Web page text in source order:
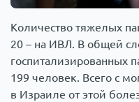
Количество тяжелых
20 – на ИВЛ. В общей
госпитализированных
199 человек. Всего с
в Израиле от этой